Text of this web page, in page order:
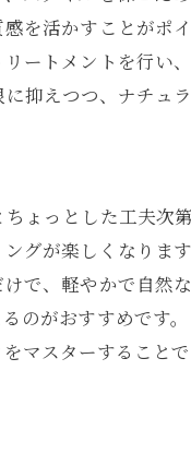
奨するヘアケア方法
イルを長く楽しむ
ュラルスタイルを
めのサロンテクニ
イルを実現する施
診断の流れ
ナチュラルスタイル
を活かすことが
ートメントを行い
抑えつつ、ナチュ
ょっとした工夫
グが楽しくなりま
で、軽やかで自然
のがおすすめです
スターすること